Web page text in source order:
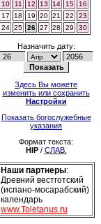
10
11 12 13 14 15
16
17
18 19 20 21 22
23
24 25 26 27 28 29 30
Назначить дату:
Здесь Вы можете
изменить или сохранить
Настройки
Показать богослужебные
указания
Формат текста:
HIP/ СЛАВ.
Наши партнеры:
Древний вестготский
(испано-мосарабский)
календарь
www.Toletanus.ru